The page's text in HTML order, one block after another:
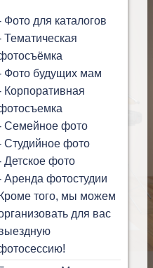
Фото для каталогов
Тематическая
Фото будущих мам
Корпоративная
Семейное фото
Студийное фото
Детское фото
Аренда фотостудии
Кроме того, мы можем
для вас